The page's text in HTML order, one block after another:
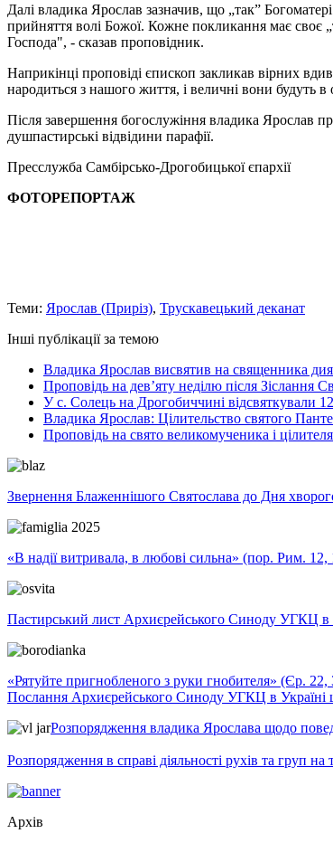
Далі владика Ярослав зазначив, що „так”
прийняття волі Божої. Кожне покликання має своє
Господа", - сказав проповідник.
Наприкінці проповіді єпископ закликав вірних
народиться з нашого життя, і величні вони будуть
Після завершення богослужіння владика Ярослав
душпастирські відвідини парафії.
Пресслужба Самбірсько-Дрогобицької єпархії
ФОТОРЕПОРТАЖ
Теми: Ярослав (Приріз), Трускавецький деканат
Інші публікації за темою
Владика Ярослав висвятив на священника
Проповідь на дев’яту неділю після Зіслання
У с. Солець на Дрогобиччині відсвяткували
Владика Ярослав: Цілительство святого
Проповідь на свято великомученика і
Звернення Блаженнішого Святослава до Дня
«В надії витривала, в любові сильна» (пор. Рим.
Пастирський лист Архиєрейського Синоду УГКЦ в
«Рятуйте пригнобленого з руки гнобителя» (Єр. 22,
Послання Архиєрейського Синоду УГКЦ в Україні
Розпорядження владика Ярослава щодо
Розпорядження в справі діяльності рухів та груп
Архів